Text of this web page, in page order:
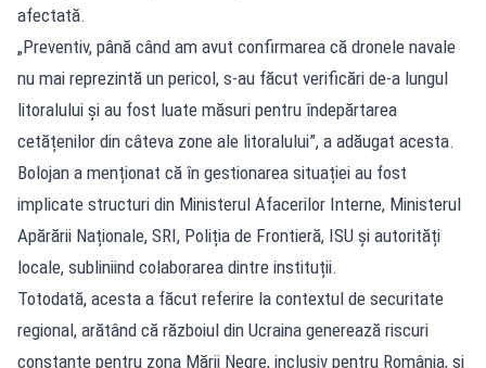
afectată.
„Preventiv, până când am avut confirmarea că dronele navale
nu mai reprezintă un pericol, s-au făcut verificări de-a lungul
litoralului și au fost luate măsuri pentru îndepărtarea
cetățenilor din câteva zone ale litoralului”, a adăugat acesta.
Bolojan a menționat că în gestionarea situației au fost
implicate structuri din Ministerul Afacerilor Interne, Ministerul
Apărării Naționale, SRI, Poliția de Frontieră, ISU și autorități
locale, subliniind colaborarea dintre instituții.
Totodată, acesta a făcut referire la contextul de securitate
regional, arătând că războiul din Ucraina generează riscuri
constante pentru zona Mării Negre, inclusiv pentru România, și